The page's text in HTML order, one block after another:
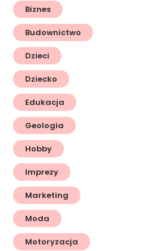
Biznes
Budownictwo
Dzieci
Dziecko
Edukacja
Geologia
Hobby
Imprezy
Marketing
Moda
Motoryzacja